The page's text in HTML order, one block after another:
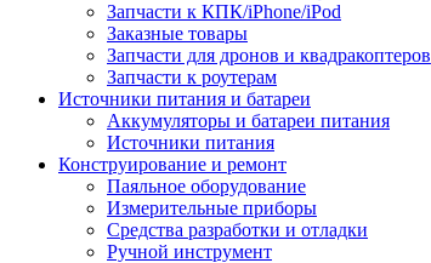
Запчасти к КПК/iPhone/iPod
Заказные товары
Запчасти для дронов и квадракоптеров
Запчасти к роутерам
Источники питания и батареи
Аккумуляторы и батареи питания
Источники питания
Конструирование и ремонт
Паяльное оборудование
Измерительные приборы
Средства разработки и отладки
Ручной инструмент